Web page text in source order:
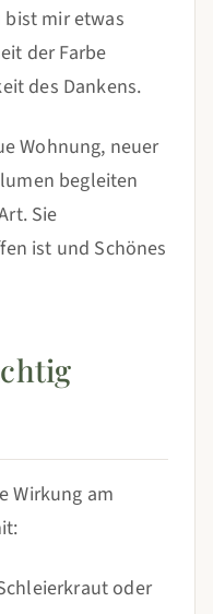
bist mir etwas
der Farbe
des Dankens.
Wohnung, neuer
begleiten
Sie
ist und Schönes
Wirkung am
oder